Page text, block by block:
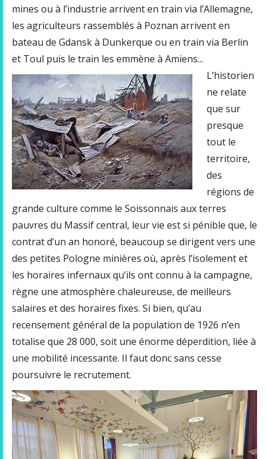
mines ou à l’industrie arrivent en train via l’Allemagne,
les agriculteurs rassemblés à Poznan arrivent en
bateau de Gdansk à Dunkerque ou en train via Berlin
et Toul puis le train les emmène à Amiens...
L’historien
ne relate
que sur
presque
tout le
territoire,
des
régions de
grande culture comme le Soissonnais aux terres
pauvres du Massif central, leur vie est si pénible que, le
contrat d’un an honoré, beaucoup se dirigent vers une
des petites Pologne minières où, après l’isolement et
les horaires infernaux qu’ils ont connu à la campagne,
règne une atmosphère chaleureuse, de meilleurs
salaires et des horaires fixes. Si bien, qu’au
recensement général de la population de 1926 n’en
totalise que 28 000, soit une énorme déperdition, liée à
une mobilité incessante. Il faut donc sans cesse
poursuivre le recrutement.